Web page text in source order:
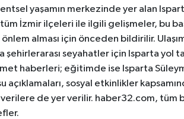
yaşamın merkezinde yer alan
tüm İzmir ilçeleri ile ilgili gelişmeler, bu
alması için önceden bildirilir.
şehirlerarası seyahatler için Isparta yol
haberleri; eğitimde ise Isparta
sosyal etkinlikler
de yer verilir. haber32.com, tüm